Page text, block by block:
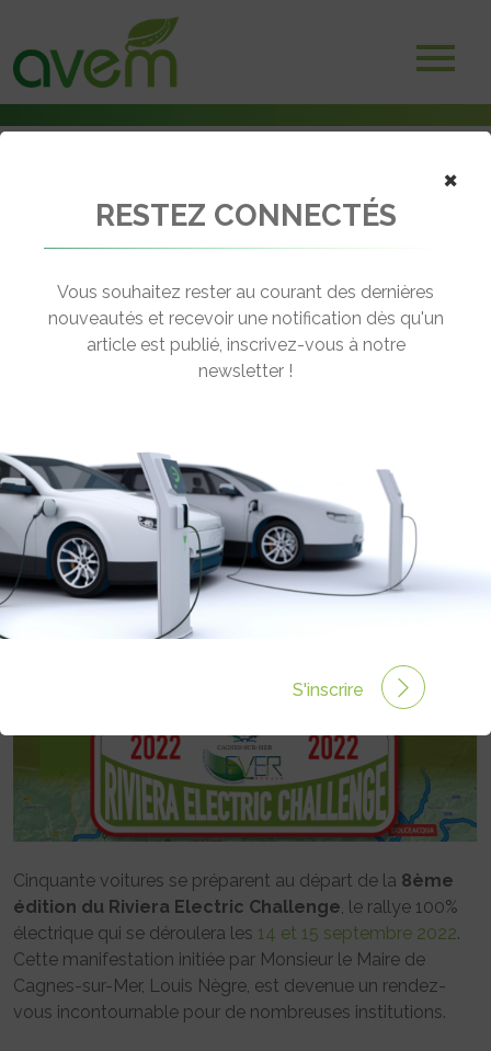
Le Riviera Electric Challenge dans les starting-blocks
← Revenir aux actualités
DANS LES STARTING-BLOCKS
Rédigé par Julie ALUNNO le 07 Sep 2022 à 14:25
commentaires
Cinquante voitures se préparent au départ de la 8ème
édition du Riviera Electric Challenge, le rallye 100%
électrique qui se déroulera les 14 et 15 septembre 2022.
Cette manifestation initiée par Monsieur le Maire de
Cagnes-sur-Mer, Louis Nègre, est devenue un rendez-
vous incontournable pour de nombreuses institutions.
×
RESTEZ CONNECTÉS
Vous souhaitez rester au courant des dernières
nouveautés et recevoir une notification dès qu'un
article est publié, inscrivez-vous à notre
newsletter !
S'inscrire